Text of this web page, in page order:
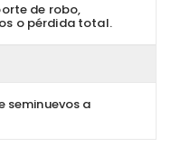
de robo,
o pérdida total.
seminuevos a